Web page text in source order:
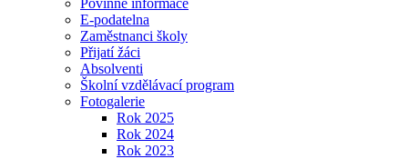
Povinné informace
E-podatelna
Zaměstnanci školy
Přijatí žáci
Absolventi
Školní vzdělávací program
Fotogalerie
Rok 2025
Rok 2024
Rok 2023